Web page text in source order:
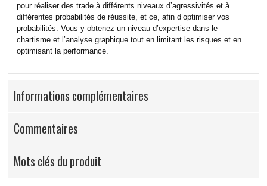
pour réaliser des trade à différents niveaux d’agressivités et à
différentes probabilités de réussite, et ce, afin d’optimiser vos
probabilités. Vous y obtenez un niveau d’expertise dans le
chartisme et l’analyse graphique tout en limitant les risques et en
optimisant la performance.
Informations complémentaires
Commentaires
Mots clés du produit